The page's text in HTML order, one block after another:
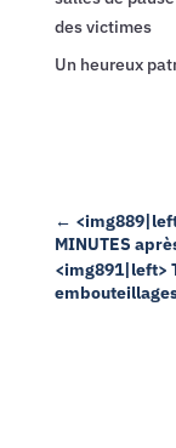
des victimes
Un heureux
←
MINUTES
<img891|left>